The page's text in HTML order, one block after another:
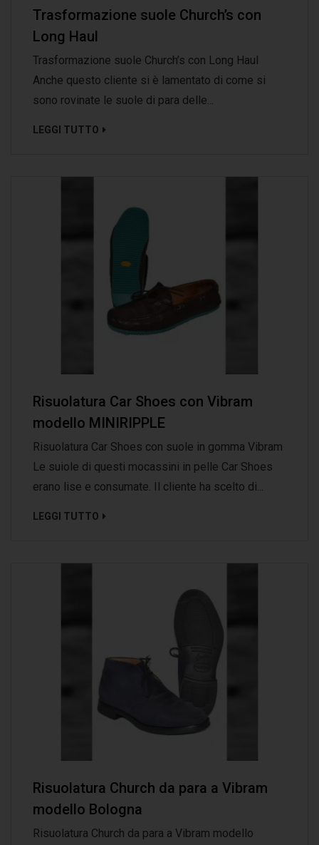
Trasformazione suole Church’s con
Long Haul
Trasformazione suole Church’s con Long Haul
Anche questo cliente si è lamentato di come si
sono rovinate le suole di para delle...
LEGGI TUTTO
Risuolatura Car Shoes con Vibram
modello MINIRIPPLE
Risuolatura Car Shoes con suole in gomma Vibram
Le suiole di questi mocassini in pelle Car Shoes
erano lise e consumate. Il cliente ha scelto di...
LEGGI TUTTO
Risuolatura Church da para a Vibram
modello Bologna
Risuolatura Church da para a Vibram modello